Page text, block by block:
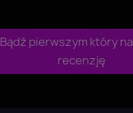
Bądź pierwszym który
recenzję